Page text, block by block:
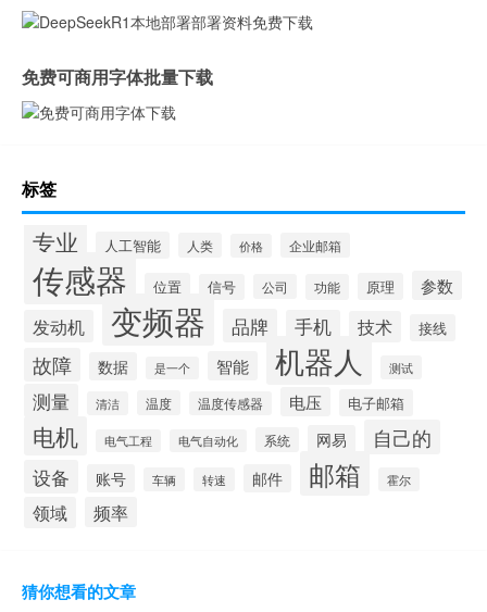
免费可商用字体批量下载
标签
专业 人工智能 人类 价格 企业邮箱
传感器 位置 信号 公司 功能 原理 参数
发动机 变频器 品牌 手机 技术 接线
故障 数据 是一个 智能 机器人 测试
测量 清洁 温度 温度传感器 电压 电子邮箱
电机 电气工程 电气自动化 系统 网易 自己的
设备 账号 车辆 转速 邮件 邮箱 霍尔
领域 频率
猜你想看的文章